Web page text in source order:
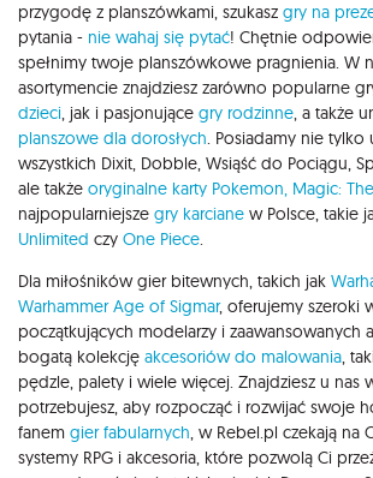
przygodę z planszówkami, szukasz gry na
pytania - nie wahaj się pytać! Chętnie
spełnimy twoje planszówkowe pragnienia. W
asortymencie znajdziesz zarówno popularne
dzieci, jak i pasjonujące gry rodzinne, a także
planszowe dla dorosłych. Posiadamy nie tylko
wszystkich Dixit, Dobble, Wsiąść do Pociągu,
ale także oryginalne karty Pokemon, Magic:
najpopularniejsze gry karciane w Polsce, takie
Unlimited czy One Piece.
Dla miłośników gier bitewnych, takich jak
Warhammer Age of Sigmar, oferujemy szeroki
początkujących modelarzy i zaawansowanych
bogatą kolekcję akcesoriów do malowania,
pędzle, palety i wiele więcej. Znajdziesz u nas
potrzebujesz, aby rozpocząć i rozwijać swoje
fanem gier fabularnych, w Rebel.pl czekają na
systemy RPG i akcesoria, które pozwolą Ci